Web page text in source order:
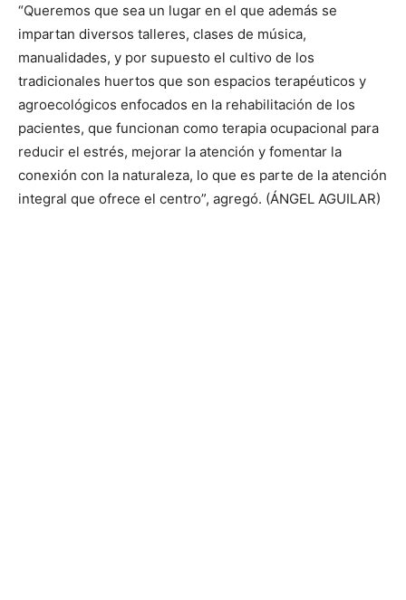
“Queremos que sea un lugar en el que además se
impartan diversos talleres, clases de música,
manualidades, y por supuesto el cultivo de los
tradicionales huertos que son espacios terapéuticos y
agroecológicos enfocados en la rehabilitación de los
pacientes, que funcionan como terapia ocupacional para
reducir el estrés, mejorar la atención y fomentar la
conexión con la naturaleza, lo que es parte de la atención
integral que ofrece el centro”, agregó. (ÁNGEL AGUILAR)